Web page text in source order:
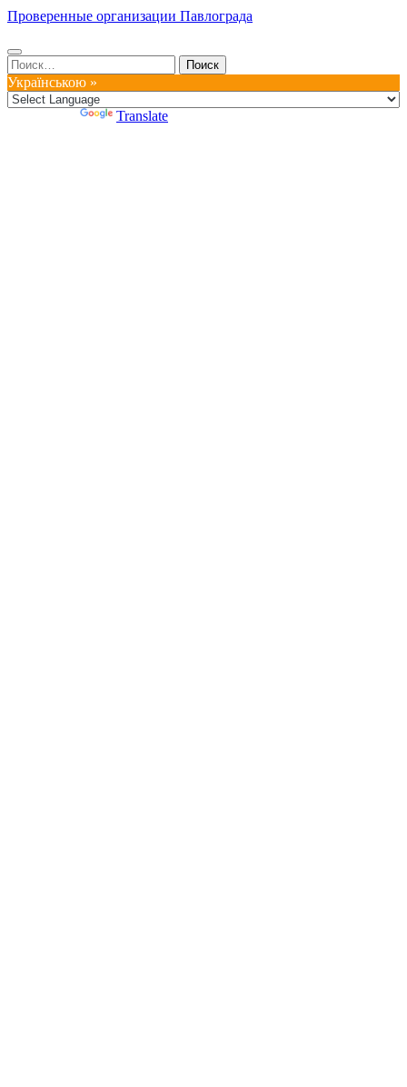
Проверенные организации Павлограда
Найти:
Українською »
Translate